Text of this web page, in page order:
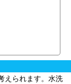
えられます。水洗